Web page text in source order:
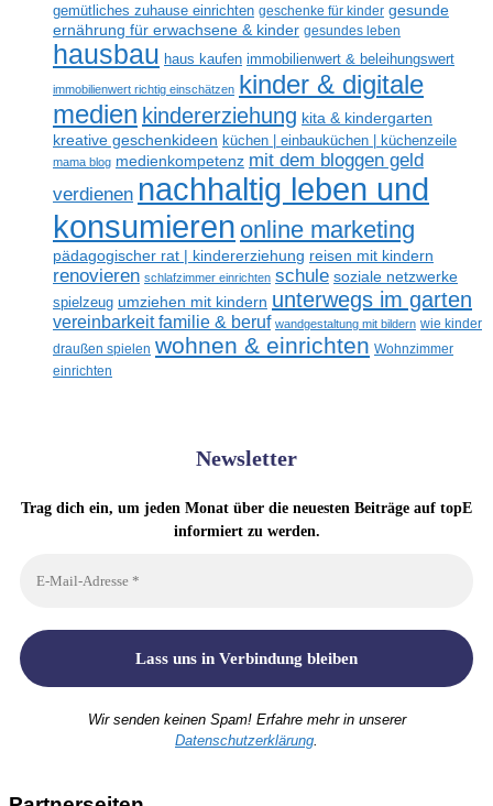
gemütliches zuhause einrichten geschenke für kinder gesunde
ernährung für erwachsene & kinder gesundes leben
hausbau haus kaufen immobilienwert & beleihungswert
immobilienwert richtig einschätzen kinder & digitale
medien kindererziehung kita & kindergarten
kreative geschenkideen küchen | einbauküchen | küchenzeile
mama blog medienkompetenz mit dem bloggen geld
verdienen nachhaltig leben und
konsumieren online marketing
pädagogischer rat | kindererziehung reisen mit kindern
renovieren schlafzimmer einrichten schule soziale netzwerke
spielzeug umziehen mit kindern unterwegs im garten
vereinbarkeit familie & beruf wandgestaltung mit bildern wie kinder
draußen spielen wohnen & einrichten Wohnzimmer
einrichten
Newsletter
Trag dich ein, um jeden Monat über die neuesten Beiträge auf topE
informiert zu werden.
Wir senden keinen Spam! Erfahre mehr in unserer
Datenschutzerklärung